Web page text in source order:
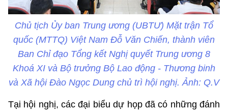
Chủ tịch Ủy ban Trung ương (UBTƯ) Mặt trận Tổ
quốc (MTTQ) Việt Nam Đỗ Văn Chiến, thành viên
Ban Chỉ đạo Tổng kết Nghị quyết Trung ương 8
Khoá XI và Bộ trưởng Bộ Lao động - Thương binh
và Xã hội Đào Ngọc Dung chủ trì hội nghị. Ảnh: Q.V
Tại hội nghị, các đại biểu dự họp đã có những đánh